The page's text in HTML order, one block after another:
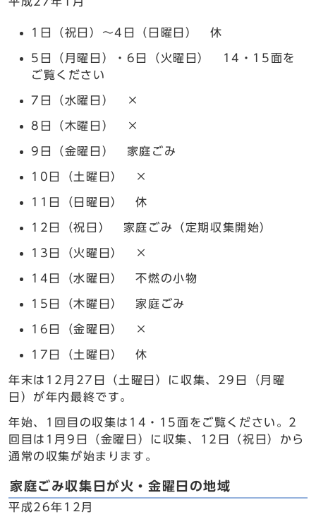
1日（祝日）～4日（日曜日） 休
5日（月曜日）・6日（火曜日） 14・15面を
ご覧ください
7日（水曜日） ×
8日（木曜日） ×
9日（金曜日） 家庭ごみ
10日（土曜日） ×
11日（日曜日） 休
12日（祝日） 家庭ごみ（定期収集開始）
13日（火曜日） ×
14日（水曜日） 不燃の小物
15日（木曜日） 家庭ごみ
16日（金曜日） ×
17日（土曜日） 休
年末は12月27日（土曜日）に収集、29日（月曜
日）が年内最終です。
年始、1回目の収集は14・15面をご覧ください。2
回目は1月9日（金曜日）に収集、12日（祝日）から
通常の収集が始まります。
家庭ごみ収集日が火・金曜日の地域
平成26年12月